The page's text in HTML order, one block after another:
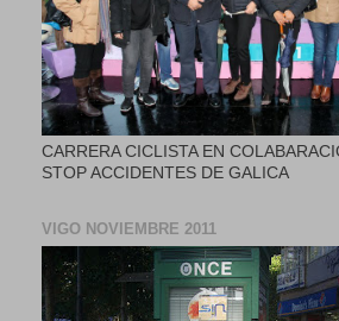
CARRERA CICLISTA EN
STOP ACCIDENTES DE GALICA
VIGO NOVIEMBRE 2011